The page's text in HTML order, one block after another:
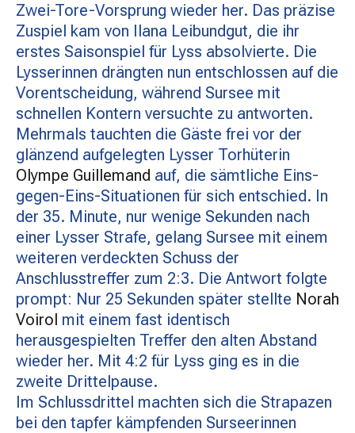
Zwei-Tore-Vorsprung wieder her. Das präzise
Zuspiel kam von Ilana Leibundgut, die ihr
erstes Saisonspiel für Lyss absolvierte. Die
Lysserinnen drängten nun entschlossen auf die
Vorentscheidung, während Sursee mit
schnellen Kontern versuchte zu antworten.
Mehrmals tauchten die Gäste frei vor der
glänzend aufgelegten Lysser Torhüterin
Olympe Guillemand auf, die sämtliche Eins-
gegen-Eins-Situationen für sich entschied. In
der 35. Minute, nur wenige Sekunden nach
einer Lysser Strafe, gelang Sursee mit einem
weiteren verdeckten Schuss der
Anschlusstreffer zum 2:3. Die Antwort folgte
prompt: Nur 25 Sekunden später stellte Norah
Voirol mit einem fast identisch
herausgespielten Treffer den alten Abstand
wieder her. Mit 4:2 für Lyss ging es in die
zweite Drittelpause.
Im Schlussdrittel machten sich die Strapazen
bei den tapfer kämpfenden Surseerinnen